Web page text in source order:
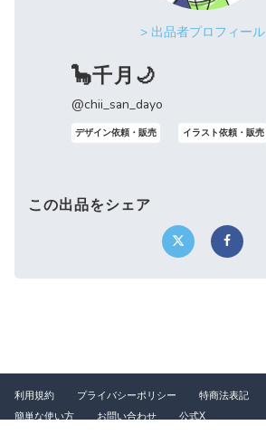
> 出品者プロフィール
🦕千月🌙
@chii_san_dayo
デザイン依頼・販売 イラスト依頼・販売
この出品をシェア
利用規約 プライバシーポリシー 特商法表記
簡単な使い方
お問い合わせ 公式X